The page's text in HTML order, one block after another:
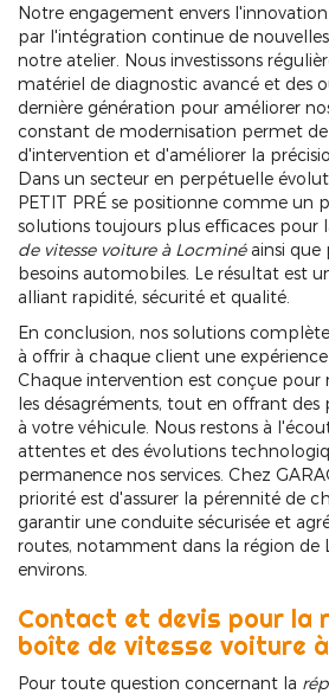
Notre engagement envers
par l'intégration continue de
notre atelier. Nous investissons
matériel de diagnostic avancé et des
dernière génération pour améliorer
constant de modernisation permet de
d'intervention et d'améliorer la
Dans un secteur en perpétuelle
PETIT PRÉ se positionne comme un
solutions toujours plus efficaces pour
de vitesse voiture à Locminéainsi que
besoins automobiles. Le résultat est
alliant rapidité, sécurité et qualité.
En conclusion, nos solutions
à offrir à chaque client une
Chaque intervention est conçue pour
les désagréments, tout en offrant des
à votre véhicule. Nous restons à
attentes et des évolutions
permanence nos services. Chez
priorité est d'assurer la pérennité de
garantir une conduite sécurisée et
routes, notamment dans la région de
environs.
Contact et devis pour la
boîte de vitesse voiture à
Pour toute question concernant la